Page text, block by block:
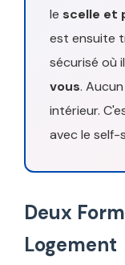
le scelle et
est ensuite
sécurisé où
vous.
intérieur.
avec le
Deux
Logement